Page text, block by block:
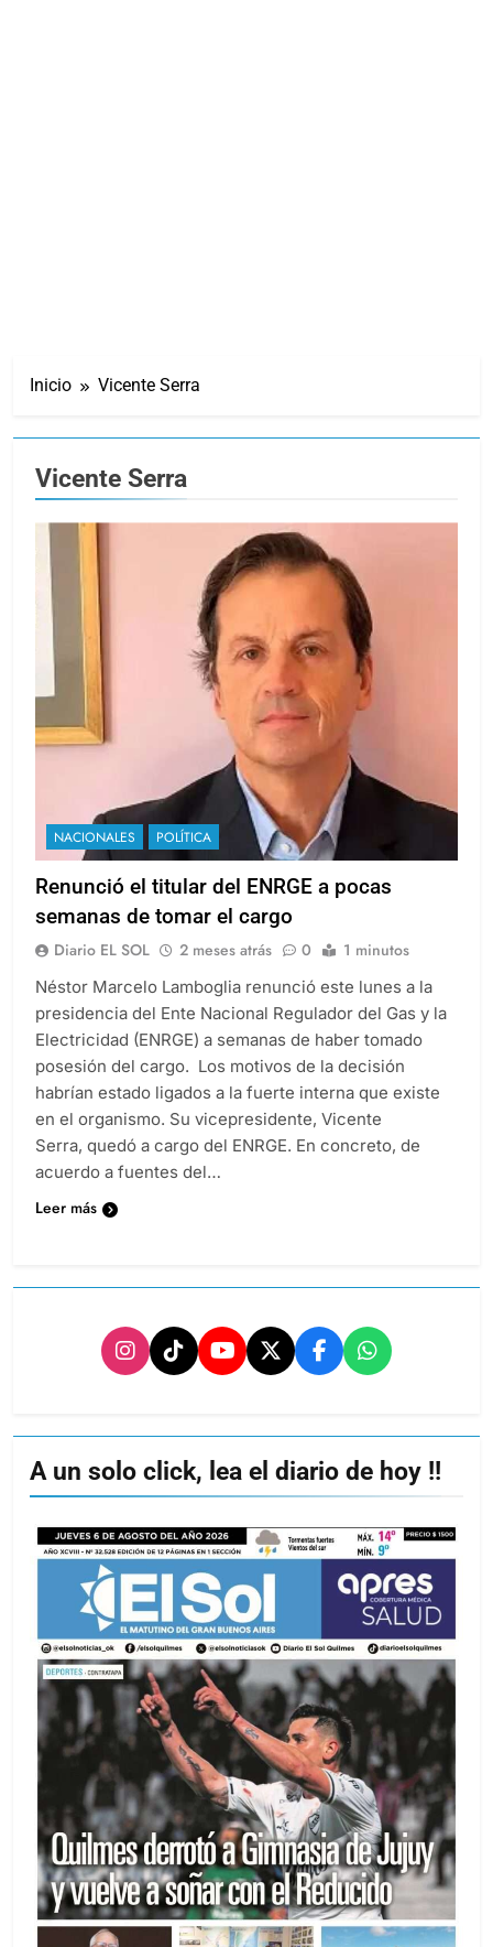
Inicio Vicente Serra
Vicente Serra
NACIONALES POLÍTICA
Renunció el titular del ENRGE a pocas
semanas de tomar el cargo
Diario EL SOL 2 meses atrás 0 1 minutos
Néstor Marcelo Lamboglia renunció este lunes a la
presidencia del Ente Nacional Regulador del Gas y la
Electricidad (ENRGE) a semanas de haber tomado
posesión del cargo. Los motivos de la decisión
habrían estado ligados a la fuerte interna que existe
en el organismo. Su vicepresidente, Vicente
Serra, quedó a cargo del ENRGE. En concreto, de
acuerdo a fuentes del…
Leer más
A un solo click, lea el diario de hoy !!